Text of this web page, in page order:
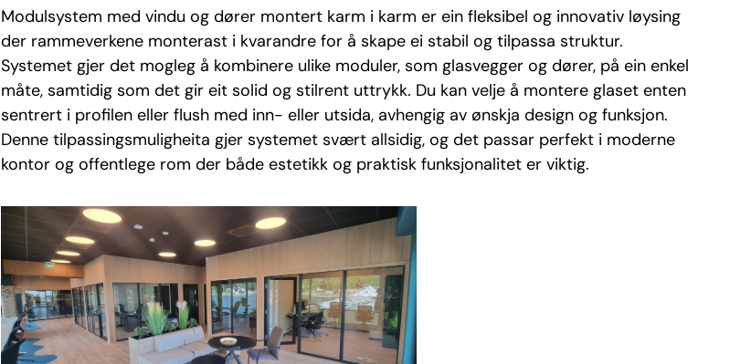
Modulsystem med vindu og dører montert karm i karm er ein fleksibel og innovativ løysing
der rammeverkene monterast i kvarandre for å skape ei stabil og tilpassa struktur.
Systemet gjer det mogleg å kombinere ulike moduler, som glasvegger og dører, på ein enkel
måte, samtidig som det gir eit solid og stilrent uttrykk. Du kan velje å montere glaset enten
sentrert i profilen eller flush med inn- eller utsida, avhengig av ønskja design og funksjon.
Denne tilpassingsmuligheita gjer systemet svært allsidig, og det passar perfekt i moderne
kontor og offentlege rom der både estetikk og praktisk funksjonalitet er viktig.